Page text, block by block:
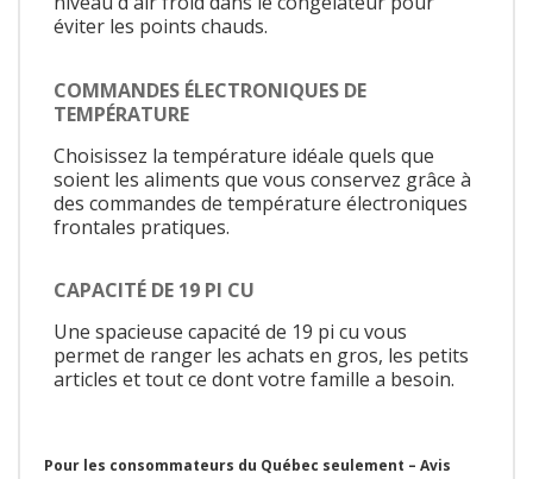
éviter les points chauds.
COMMANDES ÉLECTRONIQUES DE
TEMPÉRATURE
Choisissez la température idéale quels que
soient les aliments que vous conservez grâce à
des commandes de température électroniques
frontales pratiques.
CAPACITÉ DE 19 PI CU
Une spacieuse capacité de 19 pi cu vous
permet de ranger les achats en gros, les petits
articles et tout ce dont votre famille a besoin.
Pour les consommateurs du Québec seulement – Avis